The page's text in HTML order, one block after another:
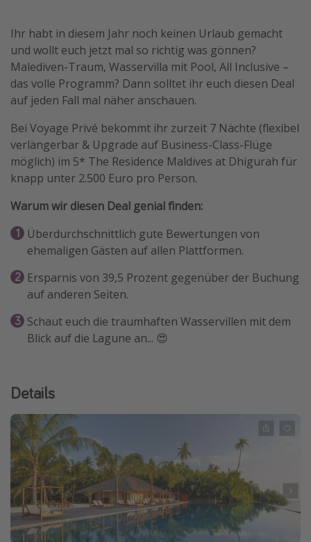
Ihr habt in diesem Jahr noch keinen Urlaub gemacht
und wollt euch jetzt mal so richtig was gönnen?
Malediven-Traum, Wasservilla mit Pool, All Inclusive –
das volle Programm? Dann solltet ihr euch diesen Deal
auf jeden Fall mal näher anschauen.
Bei Voyage Privé bekommt ihr zurzeit 7 Nächte (flexibel
verlängerbar & Upgrade auf Business-Class-Flüge
möglich) im 5* The Residence Maldives at Dhigurah für
knapp unter 2.500 Euro pro Person.
Warum wir diesen Deal genial finden:
Überdurchschnittlich gute Bewertungen von
ehemaligen Gästen auf allen Plattformen.
Ersparnis von 39,5 Prozent gegenüber der Buchung
auf anderen Seiten.
Schaut euch die traumhaften Wasservillen mit dem
Blick auf die Lagune an... 😍
Details